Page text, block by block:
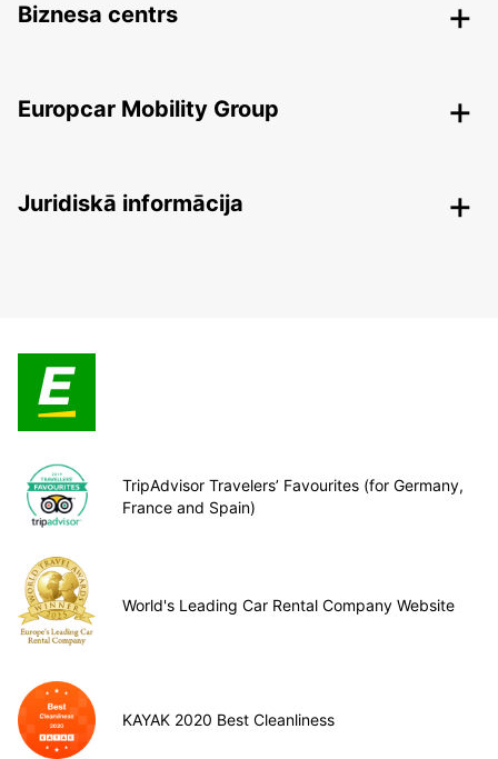
Biznesa centrs
Europcar Mobility Group
Juridiskā informācija
TripAdvisor Travelers’ Favourites (for Germany,
France and Spain)
World's Leading Car Rental Company Website
KAYAK 2020 Best Cleanliness